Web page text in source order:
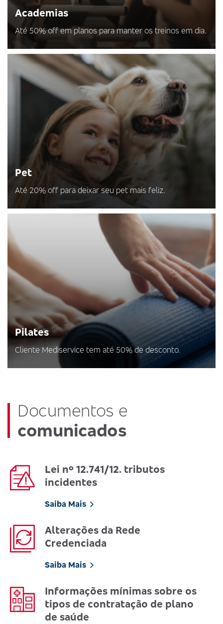
Academias
Até 50% off em planos para manter os treinos em dia.
Pet
Até 20% off para deixar seu pet mais feliz.
Pilates
Cliente Mediservice tem até 50% de desconto.
Documentos e
comunicados
Lei nº 12.741/12. tributos
incidentes
Saiba Mais
Alterações da Rede
Credenciada
Saiba Mais
Informações mínimas sobre os
tipos de contratação de plano
de saúde